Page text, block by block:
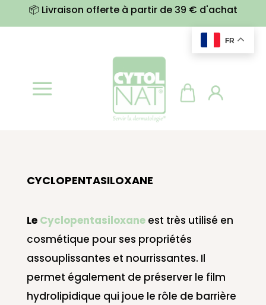
📦 Livraison offerte à partir de 39 € d'achat
CYCLOPENTASILOXANE
Le Cyclopentasiloxane est très utilisé en
cosmétique pour ses propriétés
assouplissantes et nourrissantes. Il
permet également de préserver le film
hydrolipidique qui joue le rôle de barrière
FR